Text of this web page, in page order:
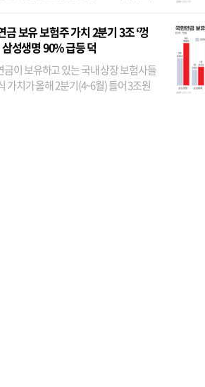
다. 특히 KB금융은 지난달 말 기준 해외
자자 지분율이...
금 보유 보험주 가치 2분기 3조 ‘껑
성생명 90% 급등 덕
금이 보유하고 있는 국내 상장 보험사들
가치가 올해 2분기(4~6월) 들어 3조원